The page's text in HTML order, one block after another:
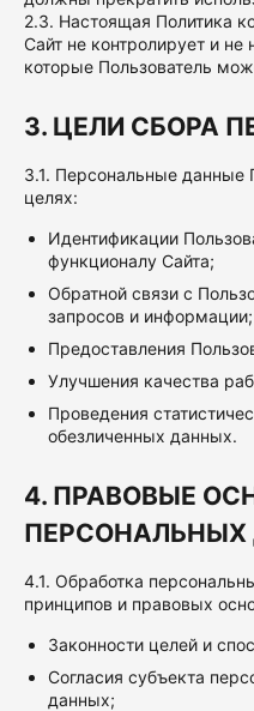
2.3. Настоящая Политика
Сайт не контролирует и не
которые Пользователь
3. ЦЕЛИ СБОРА
3.1. Персональные данные
целях:
Идентификации
функционалу Сайта;
Обратной связи с
запросов и информации;
Предоставления
Улучшения качества
Проведения
обезличенных данных.
4. ПРАВОВЫЕ
4.1. Обработка
принципов и правовых
Законности целей и
Согласия субъекта
данных;